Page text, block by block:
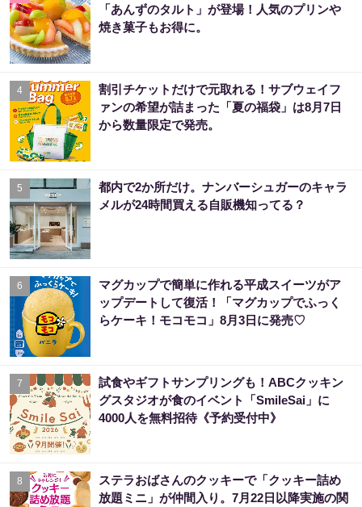
「あんずのタルト」が登場！人気のプリンや
焼き菓子もお得に。
4
割引チケットだけで元取れる！サブウェイフ
ァンの希望が詰まった「夏の福袋」は8月7日
から数量限定で発売。
5
都内で2か所だけ。ナンバーシュガーのキャラ
メルが24時間買える自販機知ってる？
6
マグカップで簡単に作れる平成スイーツがア
ップデートして復活！「マグカップでふっく
らケーキ！モコモコ」8月3日に発売♡
7
試食やギフトサンプリングも！ABCクッキン
グスタジオが食のイベント「SmileSai」に
4000人を無料招待《予約受付中》
8
ステラおばさんのクッキーで「クッキー詰め
放題ミニ」が仲間入り。7月22日以降実施の関